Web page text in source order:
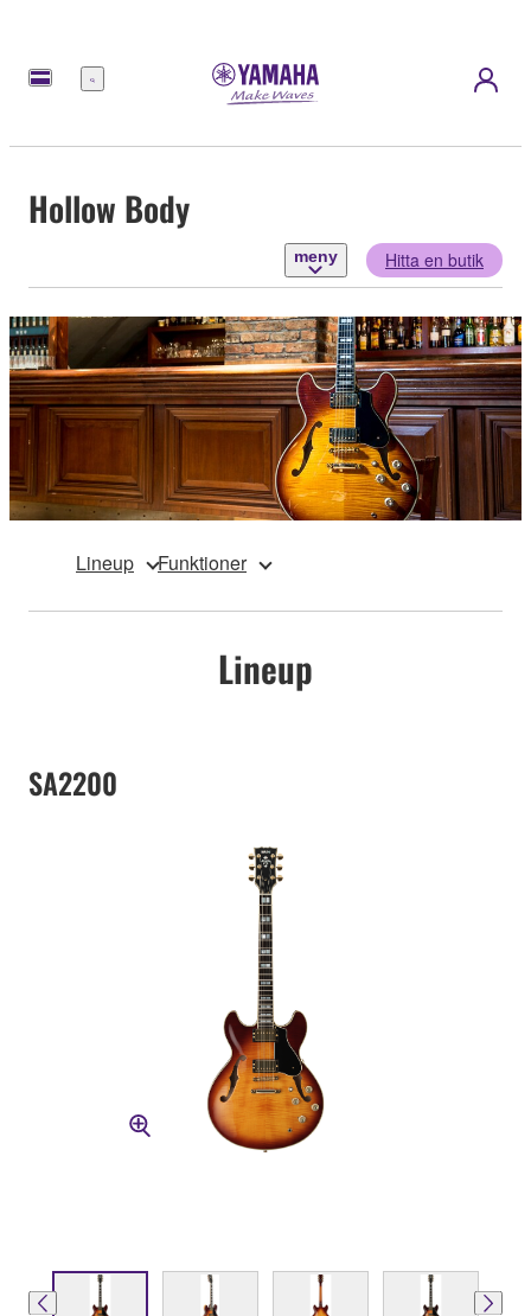
meny
Hollow Body
meny Hitta en butik
Lineup Funktioner
Lineup
SA2200